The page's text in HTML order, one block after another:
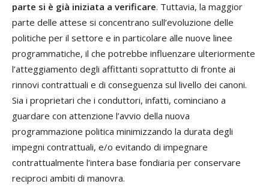
parte si è già iniziata a verificare. Tuttavia, la maggior
parte delle attese si concentrano sull’evoluzione delle
politiche per il settore e in particolare alle nuove linee
programmatiche, il che potrebbe influenzare ulteriormente
l’atteggiamento degli affittanti soprattutto di fronte ai
rinnovi contrattuali e di conseguenza sul livello dei canoni.
Sia i proprietari che i conduttori, infatti, cominciano a
guardare con attenzione l’avvio della nuova
programmazione politica minimizzando la durata degli
impegni contrattuali, e/o evitando di impegnare
contrattualmente l’intera base fondiaria per conservare
reciproci ambiti di manovra.